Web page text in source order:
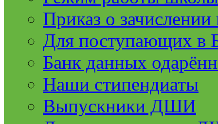
Приказ о зачислении
Для поступающих
Банк данных
Наши стипендиаты
Выпускники ДШИ